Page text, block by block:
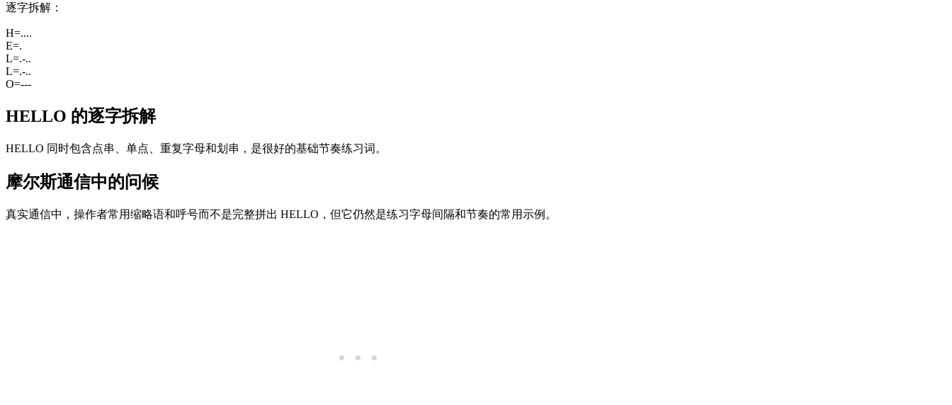
逐字拆解：
H=....
E=.
L=.-..
L=.-..
O=---
HELLO 的逐字拆解
HELLO 同时包含点串、单点、重复字母和划串，是很好的基础节奏练习词。
摩尔斯通信中的问候
真实通信中，操作者常用缩略语和呼号而不是完整拼出 HELLO，但它仍然是练习字母间隔和节奏的常用示例。